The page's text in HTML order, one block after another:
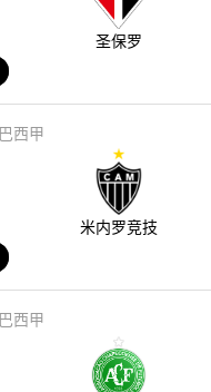
圣保罗
巴西甲
米内罗竞技
巴西甲